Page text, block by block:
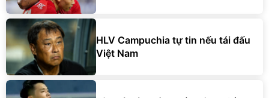
HLV Campuchia tự tin nếu tái đấu
Việt Nam